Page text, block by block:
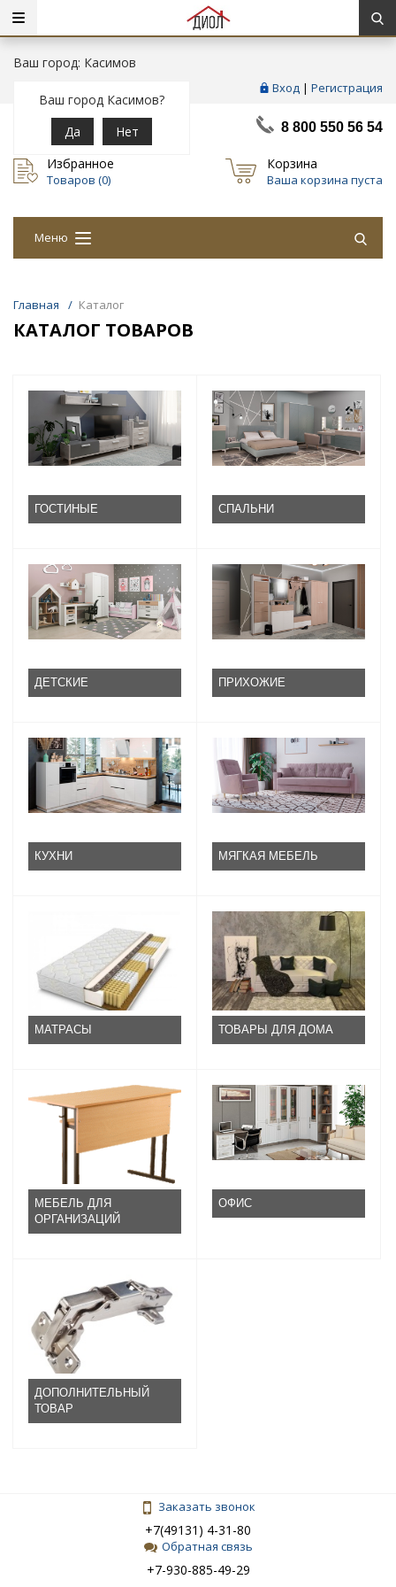
Ваш город: Касимов
Ваш город Касимов?
Да
Нет
Вход | Регистрация
8 800 550 56 54
Избранное
Товаров (0)
Корзина
Ваша корзина пуста
Меню
Главная / Каталог
КАТАЛОГ ТОВАРОВ
ГОСТИНЫЕ СПАЛЬНИ
ДЕТСКИЕ ПРИХОЖИЕ
КУХНИ МЯГКАЯ МЕБЕЛЬ
МАТРАСЫ ТОВАРЫ ДЛЯ ДОМА
МЕБЕЛЬ ДЛЯ
ОРГАНИЗАЦИЙ
ОФИС
ДОПОЛНИТЕЛЬНЫЙ
ТОВАР
Заказать звонок
+7(49131) 4-31-80
Обратная связь
+7-930-885-49-29